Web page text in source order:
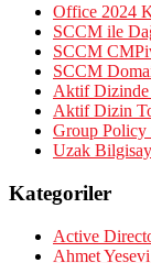
Office 2024
SCCM ile
SCCM
SCCM
Aktif Dizinde
Aktif Dizin
Group Policy
Uzak
Kategoriler
Active
Ahmet